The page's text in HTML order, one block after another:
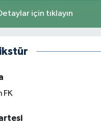
için tıklayın
FK